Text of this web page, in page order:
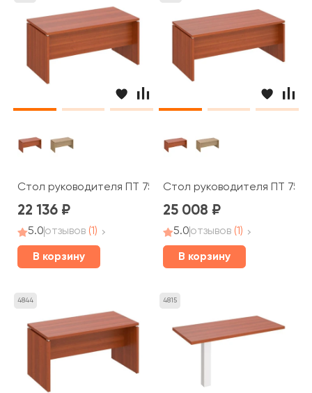
Стол руководителя ПТ 757 Patriot
22 136
5.0отзывов (1)
В корзину
Стол руководителя ПТ 758
25 008
5.0отзывов (1)
В корзину
4844 4815